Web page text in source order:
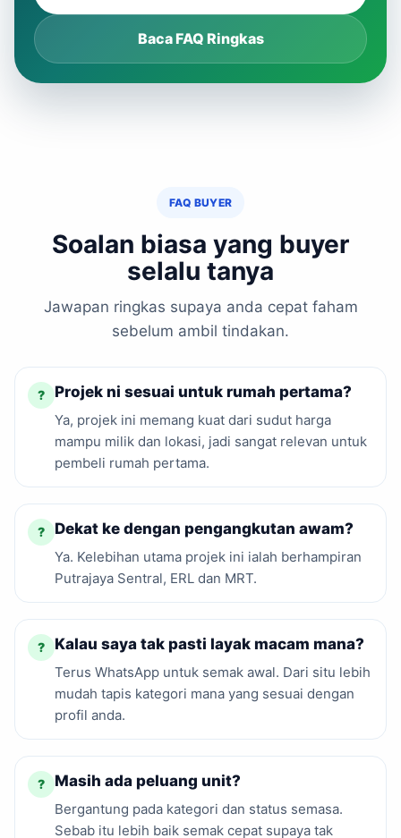
Baca FAQ Ringkas
FAQ BUYER
Soalan biasa yang buyer
selalu tanya
Jawapan ringkas supaya anda cepat faham
sebelum ambil tindakan.
? Projek ni sesuai untuk rumah pertama?
Ya, projek ini memang kuat dari sudut harga
mampu milik dan lokasi, jadi sangat relevan untuk
pembeli rumah pertama.
? Dekat ke dengan pengangkutan awam?
Ya. Kelebihan utama projek ini ialah berhampiran
Putrajaya Sentral, ERL dan MRT.
? Kalau saya tak pasti layak macam mana?
Terus WhatsApp untuk semak awal. Dari situ lebih
mudah tapis kategori mana yang sesuai dengan
profil anda.
? Masih ada peluang unit?
Bergantung pada kategori dan status semasa.
Sebab itu lebih baik semak cepat supaya tak